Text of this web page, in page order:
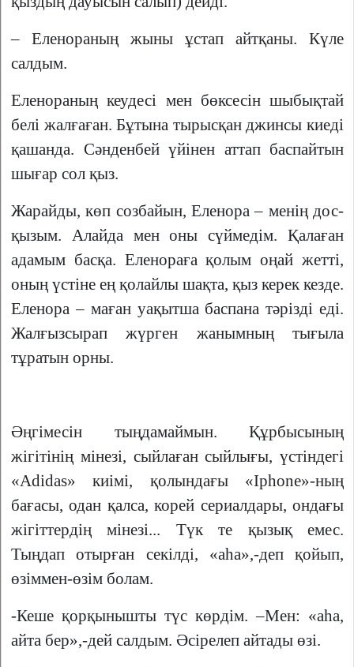
– Еленораның жыны ұстап айтқаны. Күле
салдым.
Еленораның кеудесі мен бөксесін шыбықтай
белі жалғаған. Бұтына тырысқан джинсы киеді
қашанда. Сәнденбей үйінен аттап баспайтын
шығар сол қыз.
Жарайды, көп созбайын, Еленора – менің дос-
қызым. Алайда мен оны сүймедім. Қалаған
адамым басқа. Еленораға қолым оңай жетті,
оның үстіне ең қолайлы шақта, қыз керек кезде.
Еленора – маған уақытша баспана тәрізді еді.
Жалғызсырап жүрген жанымның тығыла
тұратын орны.
Әңгімесін тыңдамаймын. Құрбысының
жігітінің мінезі, сыйлаған сыйлығы, үстіндегі
«Adidas» киімі, қолындағы «Iphone»-ның
бағасы, одан қалса, корей сериалдары, ондағы
жігіттердің мінезі... Түк те қызық емес.
Тыңдап отырған секілді, «аһа»,-деп қойып,
өзіммен-өзім болам.
-Кеше қорқынышты түс көрдім. –Мен: «аһа,
айта бер»,-дей салдым. Әсірелеп айтады өзі.